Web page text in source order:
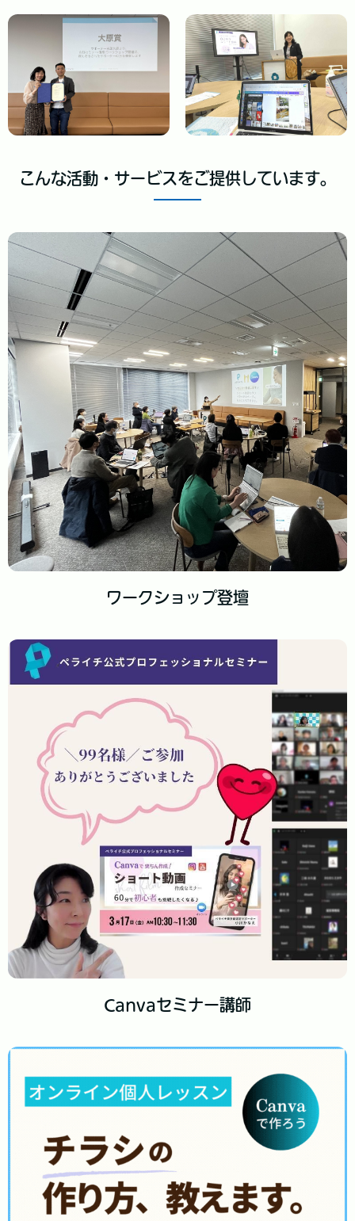
こんな活動・サービスをご提供しています。
ワークショップ登壇
Canvaセミナー講師